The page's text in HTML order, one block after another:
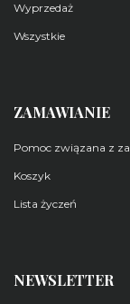
Wyprzedaż
Wszystkie
ZAMAWIANIE
Pomoc związana z
Koszyk
Lista życzeń
NEWSLETTER